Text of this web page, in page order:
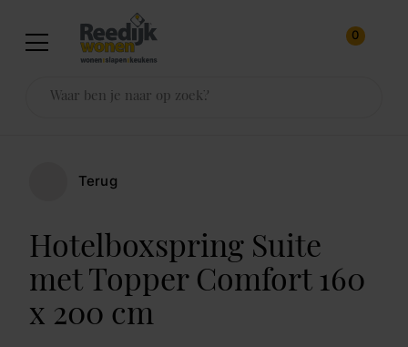
0
Terug
Hotelboxspring Suite
met Topper Comfort 160
x 200 cm